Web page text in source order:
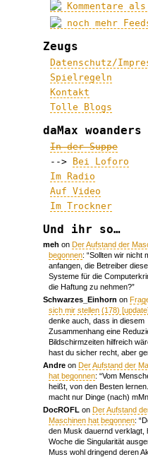
Kommentare als
noch mehr
Zeugs
Datenschutz/
Spielregeln
Kontakt
Tolle Blogs
daMax woanders
In der Suppe
-->
Bei Loforo
Im Radio
Auf Video
Im Trockner
Und ihr so…
meh onDer Aufstand der
begonnen: “Sollten wir nicht
anfangen, die Betreiber
Systeme für die
die Haftung zu nehmen?”
Schwarzes_Einhorn on
sich mir stellen (178)
denke auch, dass in diesem
Zusammenhang eine
Bildschirmzeiten hilfreich
hast du sicher recht, aber
Andre onDer Aufstand der
hat begonnen: “Vom
heißt, von den Besten lernen.
macht nur Dinge (nach)
DocROFL onDer Aufstand
Maschinen hat begonnen: “
den Musk dauernd verklagt,
Woche die Singularität
Muss wohl dringend deren